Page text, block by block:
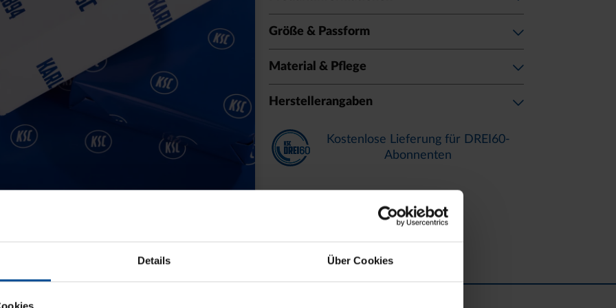
Details Über Cookies
Größe & Passform
Material & Pflege
Herstellerangaben
Kostenlose Lieferung für DREI60-
Abonnenten